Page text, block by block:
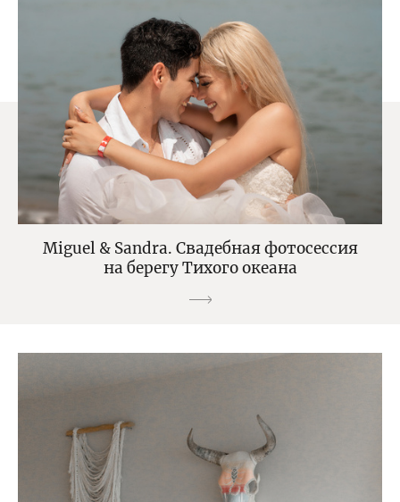
Miguel & Sandra. Свадебная фотосессия
на берегу Тихого океана